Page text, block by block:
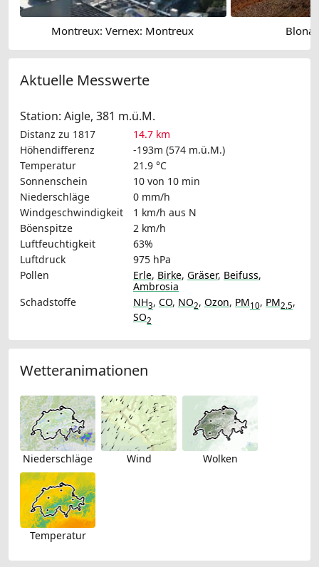
Montreux: Vernex: Montreux
Aktuelle Messwerte
Station: Aigle, 381 m.ü.M.
Distanz zu 1817
14.7 km
Höhendifferenz
-193m (574 m.ü.M.)
Temperatur
21.9 °C
Sonnenschein
10 von 10 min
Niederschläge
0 mm/h
Windgeschwindigkeit
1 km/h aus N
Böenspitze
2 km/h
Luftfeuchtigkeit
63%
Luftdruck
975 hPa
Pollen
Erle, Birke, Gräser, Beifuss,
Ambrosia
Schadstoffe
NH3, CO, NO2, Ozon, PM10, PM2.5,
SO2
Wetteranimationen
Niederschläge Wind Wolken
Temperatur